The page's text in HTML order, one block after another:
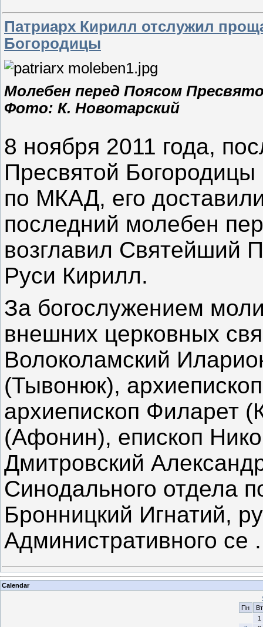
Патриарх Кирилл отслужил
Богородицы
Молебен перед Поясом
Фото: К. Новотарский
8 ноября 2011 года,
Пресвятой
по МКАД, его
последний молебен
возглавил Святейший
Руси Кирилл.
За богослужением
внешних церковных
Волоколамский
(Тывонюк),
архиепископ Филарет
(Афонин), епископ
Дмитровский
Синодального отдела
Бронницкий Игнатий,
Административного се
Calendar
Пн
Вт
1